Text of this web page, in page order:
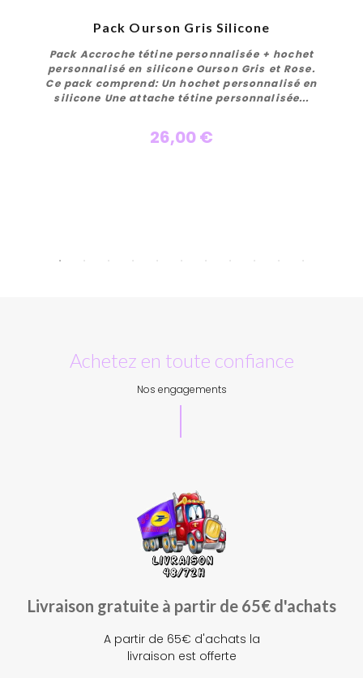
Pack Ourson Gris Silicone
Pack Accroche tétine personnalisée + hochet
personnalisé en silicone Ourson Gris et Rose.
Ce pack comprend: Un hochet personnalisé en
silicone Une attache tétine personnalisée...
26,00 €
Achetez en toute confiance
Nos engagements
Livraison gratuite à partir de 65€ d'achats
A partir de 65€ d'achats la
livraison est offerte